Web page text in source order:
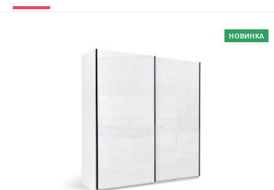
НОВИНКА